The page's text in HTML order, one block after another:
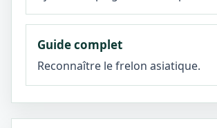
Guide complet
Reconnaître le frelon asiatique.